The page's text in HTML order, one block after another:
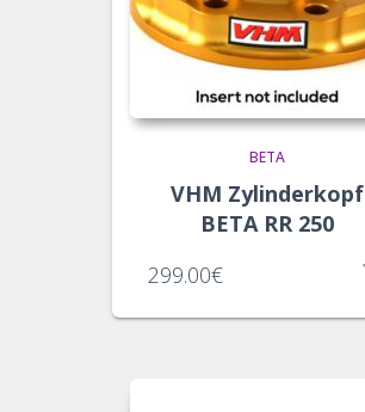
BETA
VHM Zylinderkopf
BETA RR 250
299.00€